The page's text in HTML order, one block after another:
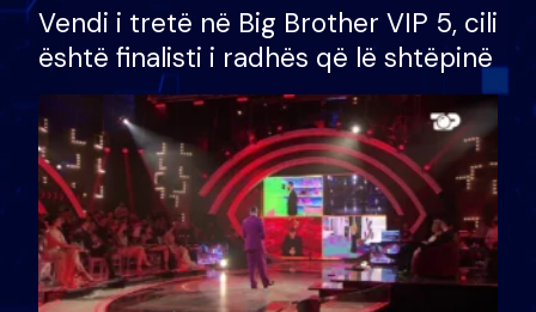
Vendi i tretë në Big Brother VIP 5, cili
është finalisti i radhës që lë shtëpinë